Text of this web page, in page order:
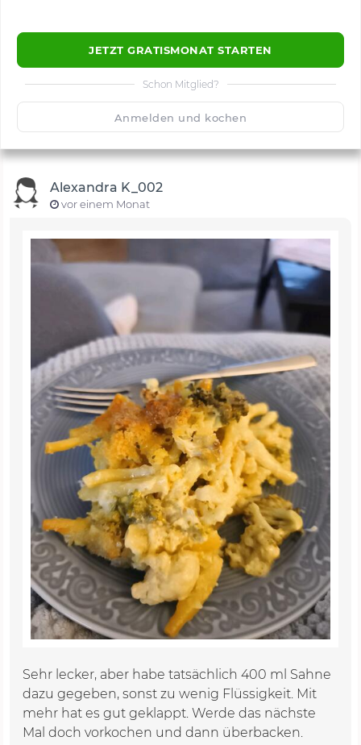
JETZT GRATISMONAT STARTEN
Schon Mitglied?
Anmelden und kochen
🙂 1500 Speichern
Alexandra K_002
vor einem Monat
Sehr lecker, aber habe tatsächlich 400 ml Sahne
dazu gegeben, sonst zu wenig Flüssigkeit. Mit
mehr hat es gut geklappt. Werde das nächste
Mal doch vorkochen und dann überbacken.